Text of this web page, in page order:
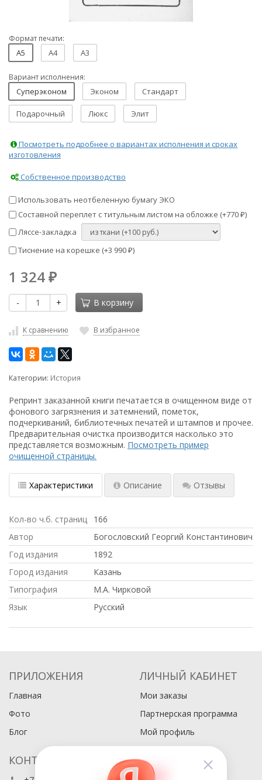
Формат печати:
A5 A4 A3
Вариант исполнения:
Суперэконом Эконом Стандарт
Подарочный Люкс Элит
Посмотреть подробнее о вариантах исполнения и сроках
изготовления
Собственное производство
Использовать неотбеленную бумагу ЭКО
Составной переплет с титульным листом на обложке (+770 ₽)
Ляссе-закладка
Тиснение на корешке (+3 990 ₽)
1 324 ₽
- + В корзину
К сравнению В избранное
Категории: История
Репринт заказанной книги печатается в очищенном виде от
фонового загрязнения и затемнений, пометок,
подчеркиваний, библиотечных печатей и штампов и прочее.
Предварительная очистка производится насколько это
представляется возможным. Посмотреть пример
очищенной страницы.
Характеристики Описание Отзывы
Кол-во ч.б. страниц
166
Автор
Богословский Георгий Константинович
Год издания
1892
Город издания
Казань
Типография
М.А. Чирковой
Язык
Русский
ПРИЛОЖЕНИЯ
Главная
Фото
Блог
ЛИЧНЫЙ КАБИНЕТ
Мои заказы
Партнерская программа
Мой профиль
КОНТАКТЫ